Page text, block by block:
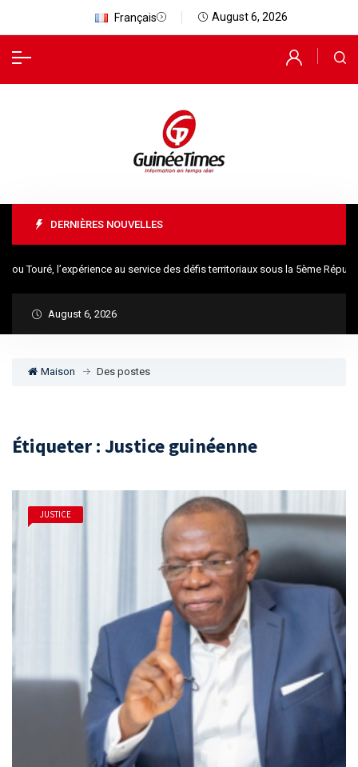
Français August 6, 2026
DERNIÈRES NOUVELLES
Touré, l’expérience au service des défis territoriaux sous la 5ème
August 6, 2026
Maison Des postes
Étiqueter : Justice guinéenne
JUSTICE